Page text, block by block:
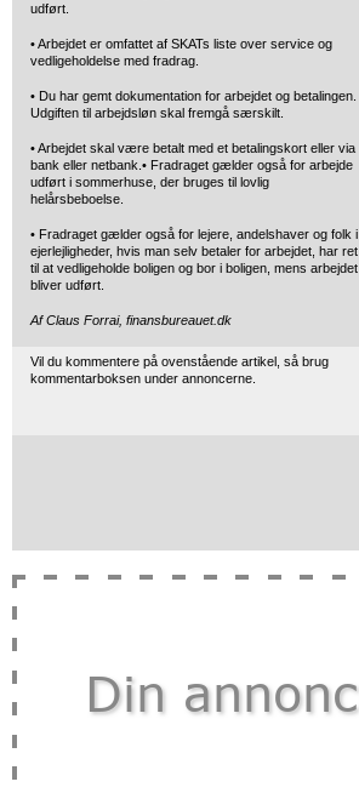
udført.
• Arbejdet er omfattet af SKATs liste over service og
vedligeholdelse med fradrag.
• Du har gemt dokumentation for arbejdet og betalingen.
Udgiften til arbejdsløn skal fremgå særskilt.
• Arbejdet skal være betalt med et betalingskort eller via
bank eller netbank.• Fradraget gælder også for arbejde
udført i sommerhuse, der bruges til lovlig
helårsbeboelse.
• Fradraget gælder også for lejere, andelshaver og folk i
ejerlejligheder, hvis man selv betaler for arbejdet, har ret
til at vedligeholde boligen og bor i boligen, mens arbejdet
bliver udført.
Af Claus Forrai, finansbureauet.dk
Vil du kommentere på ovenstående artikel, så brug
kommentarboksen under annoncerne.